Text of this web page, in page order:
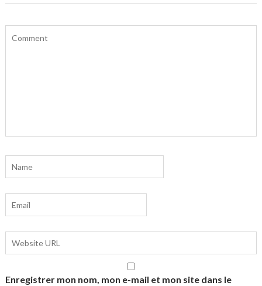
Enregistrer mon nom, mon e-mail et mon site dans le